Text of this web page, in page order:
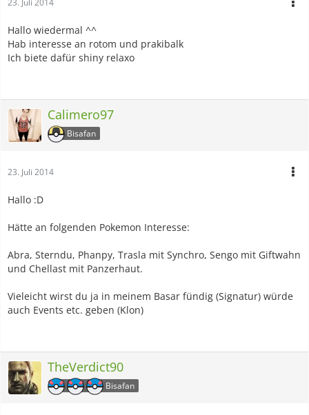
23. Juli 2014
Hallo wiedermal ^^
Hab interesse an rotom und prakibalk
Ich biete dafür shiny relaxo
Calimero97
Bisafan
23. Juli 2014
Hallo :D
Hätte an folgenden Pokemon Interesse:
Abra, Sterndu, Phanpy, Trasla mit Synchro, Sengo mit Giftwahn
und Chellast mit Panzerhaut.
Vieleicht wirst du ja in meinem Basar fündig (Signatur) würde
auch Events etc. geben (Klon)
TheVerdict90
Bisafan